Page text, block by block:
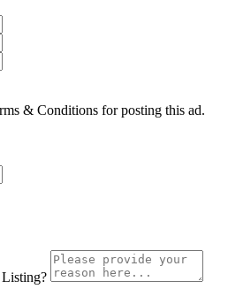
& Conditions for posting this ad.
Listing?